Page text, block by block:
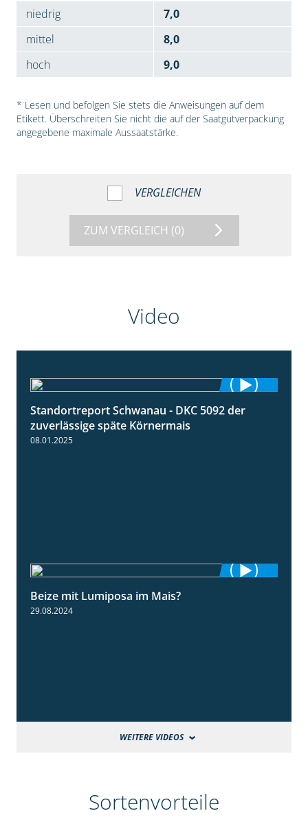
niedrig
7,0
mittel
8,0
hoch
9,0
* Lesen und befolgen Sie stets die Anweisungen auf dem
Etikett. Überschreiten Sie nicht die auf der Saatgutverpackung
angegebene maximale Aussaatstärke.
VERGLEICHEN
ZUM VERGLEICH (0)
Video
1:18
Standortreport Schwanau - DKC 5092 der
zuverlässige späte Körnermais
08.01.2025
Beize mit Lumiposa im Mais?
29.08.2024
WEITERE VIDEOS
Sortenvorteile